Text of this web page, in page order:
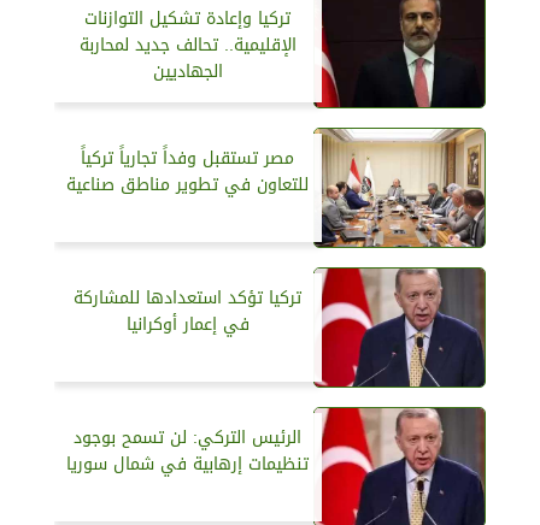
تركيا وإعادة تشكيل التوازنات
الإقليمية.. تحالف جديد لمحاربة
الجهاديين
مصر تستقبل وفداً تجارياً تركياً
للتعاون في تطوير مناطق صناعية
تركيا تؤكد استعدادها للمشاركة
في إعمار أوكرانيا
الرئيس التركي: لن تسمح بوجود
تنظيمات إرهابية في شمال سوريا